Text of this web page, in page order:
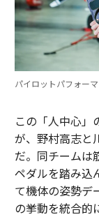
パイロットパフォー
この「人中心」
が、野村高志と
だ。同チームは
ペダルを踏み込
て機体の姿勢デ
の挙動を統合的